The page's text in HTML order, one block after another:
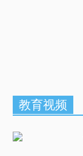
教育视频